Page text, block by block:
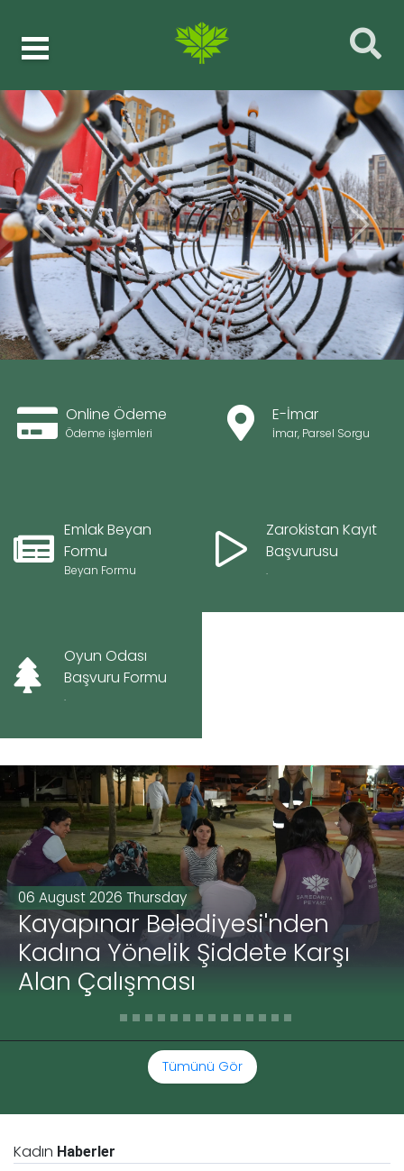
Önceki
Online Ödeme
Ödeme işlemleri
E-İmar
İmar, Parsel Sorgu
Emlak Beyan
Formu
Beyan Formu
Zarokistan Kayıt
Başvurusu
.
Oyun Odası
Başvuru Formu
.
06 August 2026 Thursday
Kayapınar Belediyesi'nden
Kadına Yönelik Şiddete Karşı
Alan Çalışması
Tümünü Gör
Kadın Haberler